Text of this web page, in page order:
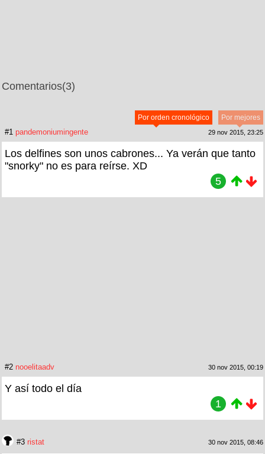
Comentarios(3)
Por mejores
Por orden cronológico
#1 pandemoniumingente 29 nov 2015, 23:25
Los delfines son unos cabrones... Ya verán que tanto
"snorky" no es para reírse. XD
5
#2 nooelitaadv 30 nov 2015, 00:19
Y así todo el día
1
#3 ristat 30 nov 2015, 08:46